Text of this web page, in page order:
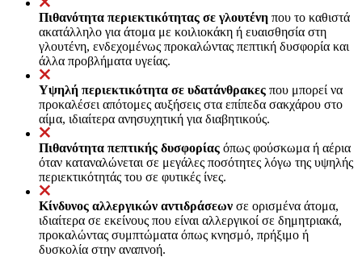
Πιθανότητα περιεκτικότητας σε γλουτένη που το καθιστά
ακατάλληλο για άτομα με κοιλιοκάκη ή ευαισθησία στη
γλουτένη, ενδεχομένως προκαλώντας πεπτική δυσφορία και
άλλα προβλήματα υγείας.
Υψηλή περιεκτικότητα σε υδατάνθρακες που μπορεί να
προκαλέσει απότομες αυξήσεις στα επίπεδα σακχάρου στο
αίμα, ιδιαίτερα ανησυχητική για διαβητικούς.
Πιθανότητα πεπτικής δυσφορίας όπως φούσκωμα ή αέρια
όταν καταναλώνεται σε μεγάλες ποσότητες λόγω της υψηλής
περιεκτικότητάς του σε φυτικές ίνες.
Κίνδυνος αλλεργικών αντιδράσεων σε ορισμένα άτομα,
ιδιαίτερα σε εκείνους που είναι αλλεργικοί σε δημητριακά,
προκαλώντας συμπτώματα όπως κνησμό, πρήξιμο ή
δυσκολία στην αναπνοή.